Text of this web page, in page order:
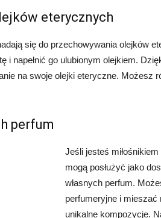
eterycznych
się do przechowywania olejków
i napełnić go ulubionym olejkiem.
na swoje olejki eteryczne. Możesz
perfum
Jeśli jesteś
mogą posłużyć jako
własnych perfum.
perfumeryjne i
unikalne kompozycje.